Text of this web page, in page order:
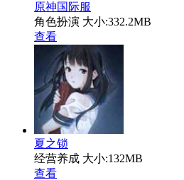
原神国际服
角色扮演 大小:332.2MB
查看
夏之锁
经营养成 大小:132MB
查看